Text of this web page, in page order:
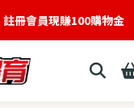
註冊會員現賺100購物金